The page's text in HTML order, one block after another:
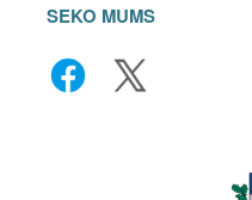
SEKO MUMS